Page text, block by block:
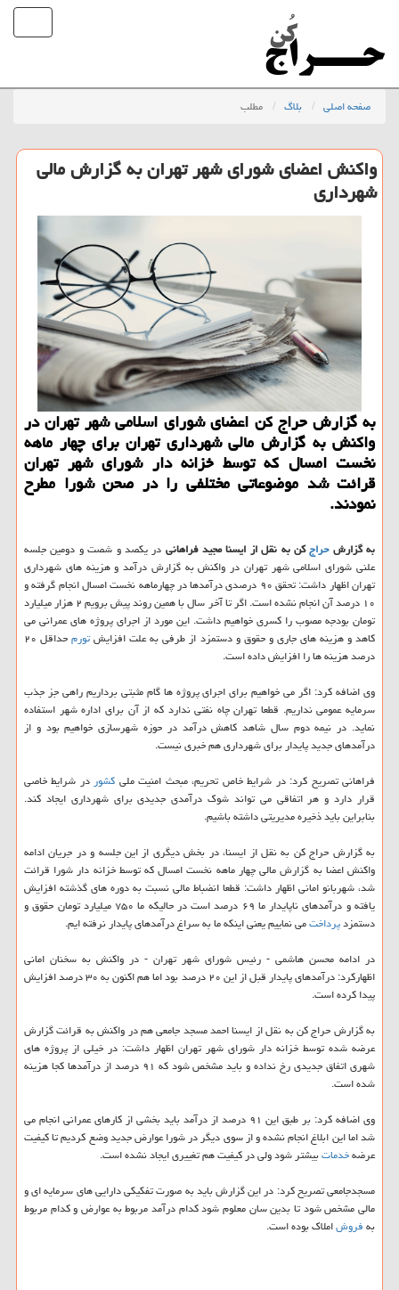
صفحه اصلی بلاگ مطلب
واكنش اعضای شورای شهر تهران به گزارش مالی
شهرداری
به گزارش حراج كن اعضای شورای اسلامی شهر تهران در
واكنش به گزارش مالی شهرداری تهران برای چهار ماهه
نخست امسال كه توسط خزانه دار شورای شهر تهران
قرائت شد موضوعاتی مختلفی را در صحن شورا مطرح
نمودند.
به گزارشحراجكن به نقل از ایسنا مجید فراهانی در یكصد و شصت و دومین جلسه
علنی شورای اسلامی شهر تهران در واكنش به گزارش درآمد و هزینه های شهرداری
تهران اظهار داشت: تحقق ۹۰ درصدی درآمدها در چهارماهه نخست امسال انجام گرفته و
۱۰ درصد آن انجام نشده است. اگر تا آخر سال با همین روند پیش برویم ۲ هزار میلیارد
تومان بودجه مصوب را كسری خواهیم داشت. این مورد از اجرای پروژه های عمرانی می
كاهد و هزینه های جاری و حقوق و دستمزد از طرفی به علت افزایشتورم
حداقل ۲۰
درصد هزینه ها را افزایش داده است.
وی اضافه كرد: اگر می خواهیم برای اجرای پروژه ها گام مثبتی برداریم راهی جز جذب
سرمایه عمومی نداریم. قطعا تهران چاه نفتی ندارد كه از آن برای اداره شهر استفاده
نماید. در نیمه دوم سال شاهد كاهش درآمد در حوزه شهرسازی خواهیم بود و از
درآمدهای جدید پایدار برای شهرداری هم خبری نیست.
فراهانی تصریح كرد: در شرایط خاص تحریم، مبحث امنیت ملی كشوردر شرایط خاصی
قرار دارد و هر اتفاقی می تواند شوك درآمدی جدیدی برای شهرداری ایجاد كند.
بنابراین باید ذخیره مدیریتی داشته باشیم.
به گزارش حراج كن به نقل از ایسنا، در بخش دیگری از این جلسه و در جریان ادامه
واكنش اعضا به گزارش مالی چهار ماهه نخست امسال كه توسط خزانه دار شورا قرائت
شد، شهربانو امانی اظهار داشت: قطعا انضباط مالی نسبت به دوره های گذشته افزایش
یافته و درآمدهای ناپایدار ما ۶۹ درصد است در حالیكه ما ۷۵۰ میلیارد تومان حقوق و
دستمزدپرداختمی نماییم یعنی اینكه ما به سراغ درآمدهای پایدار نرفته ایم.
در ادامه محسن هاشمی - رئیس شورای شهر تهران - در واكنش به سخنان امانی
اظهاركرد: درآمدهای پایدار قبل از این ۲۰ درصد بود اما هم اكنون به ۳۰ درصد افزایش
پیدا كرده است.
به گزارش حراج كن به نقل از ایسنا احمد مسجد جامعی هم در واكنش به قرائت گزارش
عرضه شده توسط خزانه دار شورای شهر تهران اظهار داشت: در خیلی از پروژه های
شهری اتفاق جدیدی رخ نداده و باید مشخص شود كه ۹۱ درصد از درآمدها كجا هزینه
شده است.
وی اضافه كرد: بر طبق این ۹۱ درصد از درآمد باید بخشی از كارهای عمرانی انجام می
شد اما این ابلاغ انجام نشده و از سوی دیگر در شورا عوارض جدید وضع كردیم تا كیفیت
عرضهخدماتبیشتر شود ولی در كیفیت هم تغییری ایجاد نشده است.
مسجدجامعی تصریح كرد: در این گزارش باید به صورت تفكیكی دارایی های سرمایه ای و
مالی مشخص شود تا بدین سان معلوم شود كدام درآمد مربوط به عوارض و كدام مربوط
بهفروشاملاك بوده است.